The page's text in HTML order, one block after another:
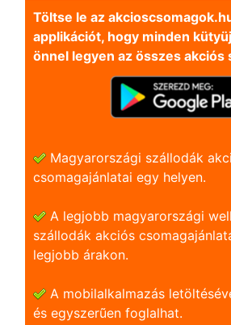
Töltse le az
applikációt, hogy minden
önnel legyen az összes akciós
Magyarországi szállodák
csomagajánlatai egy helyen.
A legjobb magyarországi
szállodák akciós
legjobb árakon.
A mobilalkalmazás
és egyszerũen foglalhat.